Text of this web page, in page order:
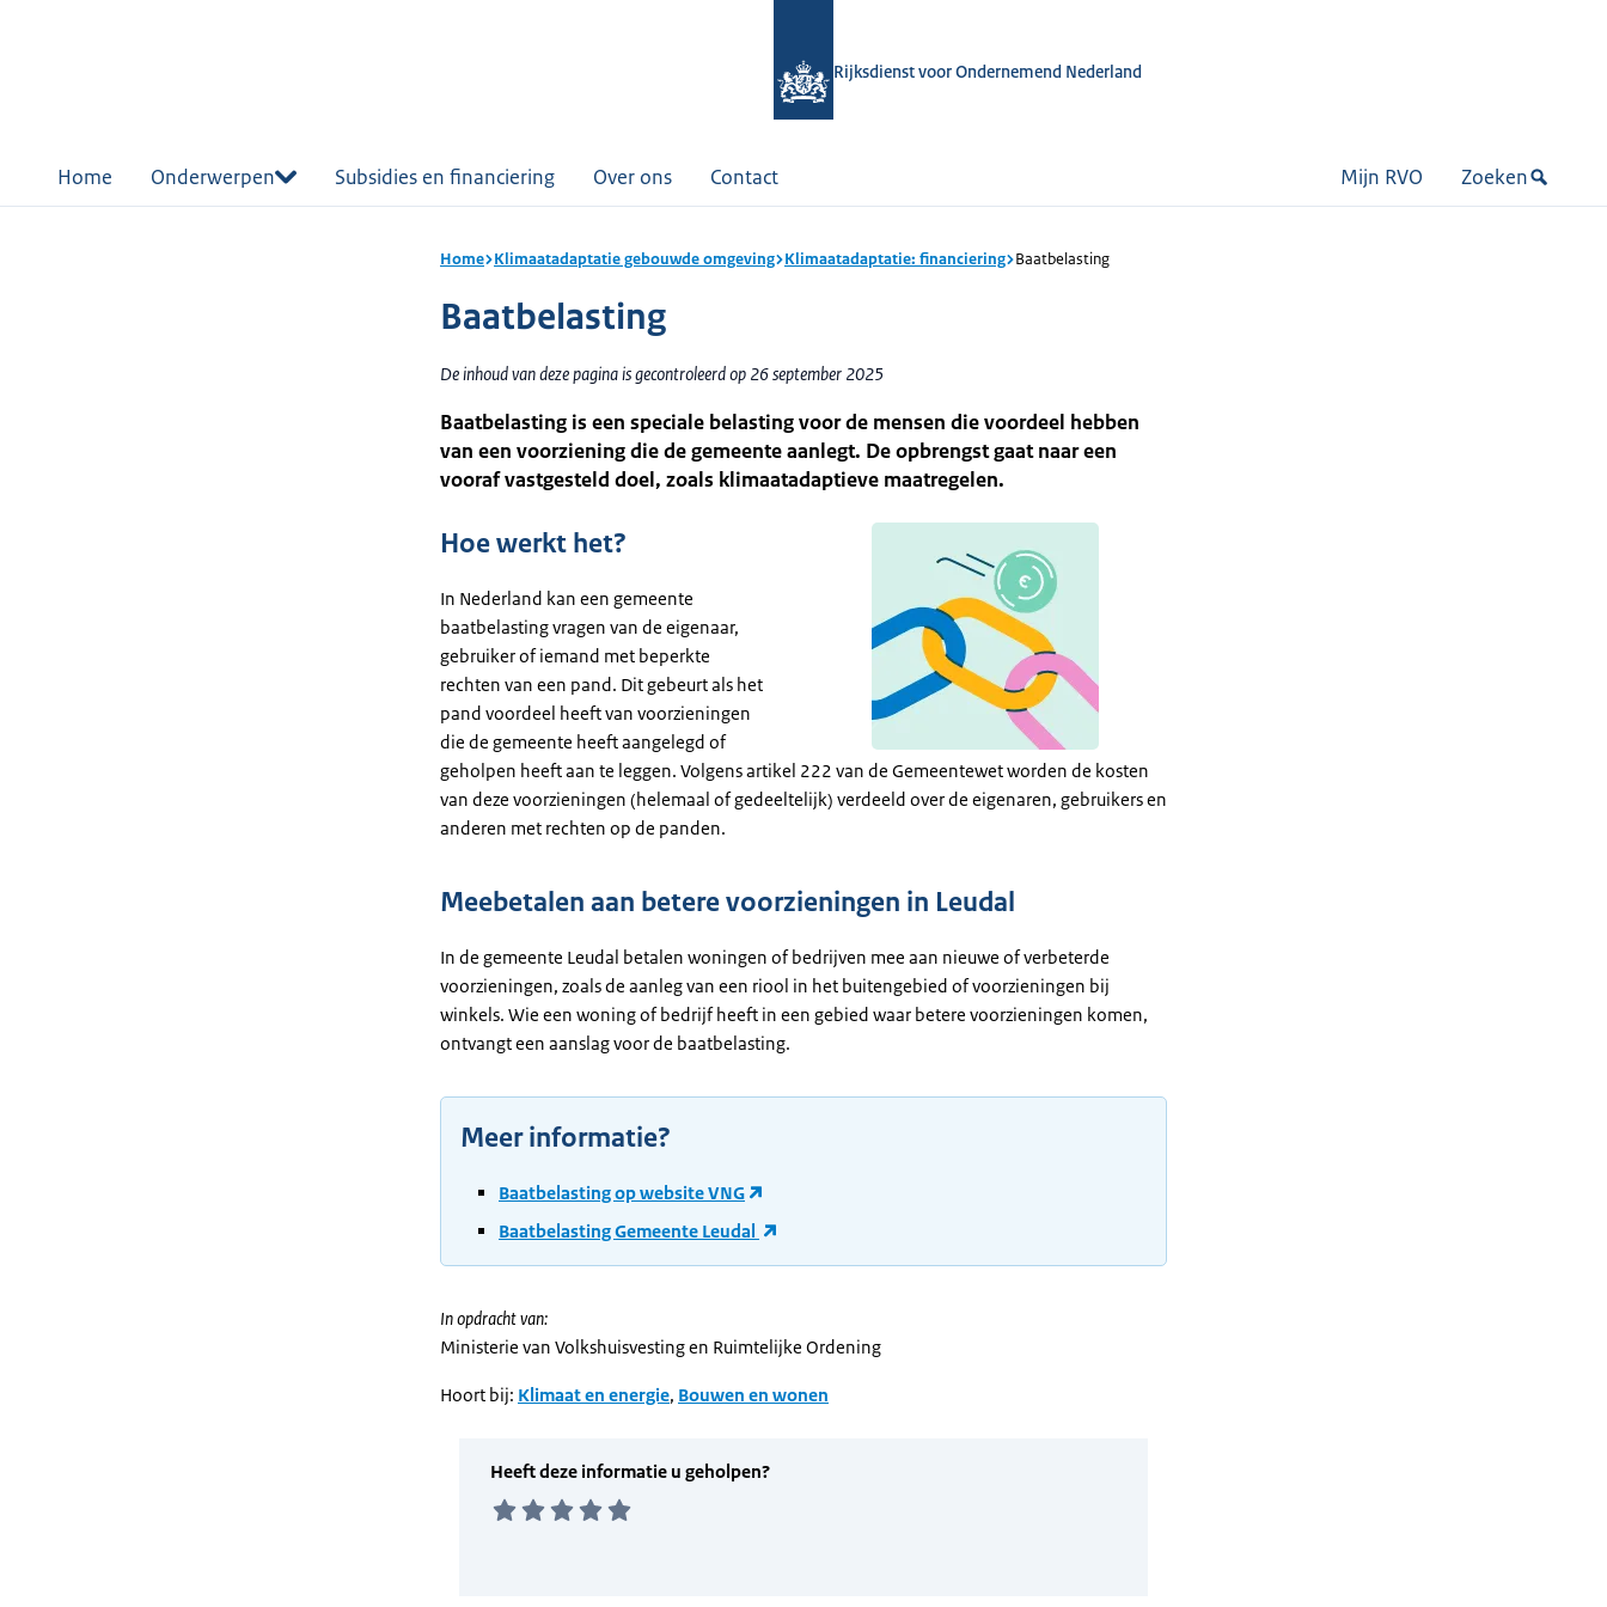
Rijksdienst voor Ondernemend Nederland
Home Onderwerpen Subsidies en financiering Over ons Contact Mijn RVO Zoeken
Home Klimaatadaptatie gebouwde omgeving Klimaatadaptatie: financiering Baatbelasting
Baatbelasting
De inhoud van deze pagina is gecontroleerd op 26 september 2025
Baatbelasting is een speciale belasting voor de mensen die voordeel hebben
van een voorziening die de gemeente aanlegt. De opbrengst gaat naar een
vooraf vastgesteld doel, zoals klimaatadaptieve maatregelen.
Hoe werkt het?
In Nederland kan een gemeente
baatbelasting vragen van de eigenaar,
gebruiker of iemand met beperkte
rechten van een pand. Dit gebeurt als het
pand voordeel heeft van voorzieningen
die de gemeente heeft aangelegd of
geholpen heeft aan te leggen. Volgens artikel 222 van de Gemeentewet worden de kosten
van deze voorzieningen (helemaal of gedeeltelijk) verdeeld over de eigenaren, gebruikers en
anderen met rechten op de panden.
Meebetalen aan betere voorzieningen in Leudal
In de gemeente Leudal betalen woningen of bedrijven mee aan nieuwe of verbeterde
voorzieningen, zoals de aanleg van een riool in het buitengebied of voorzieningen bij
winkels. Wie een woning of bedrijf heeft in een gebied waar betere voorzieningen komen,
ontvangt een aanslag voor de baatbelasting.
Meer informatie?
Baatbelasting op website VNG
Baatbelasting Gemeente Leudal
In opdracht van:
Ministerie van Volkshuisvesting en Ruimtelijke Ordening
Hoort bij: Klimaat en energie, Bouwen en wonen